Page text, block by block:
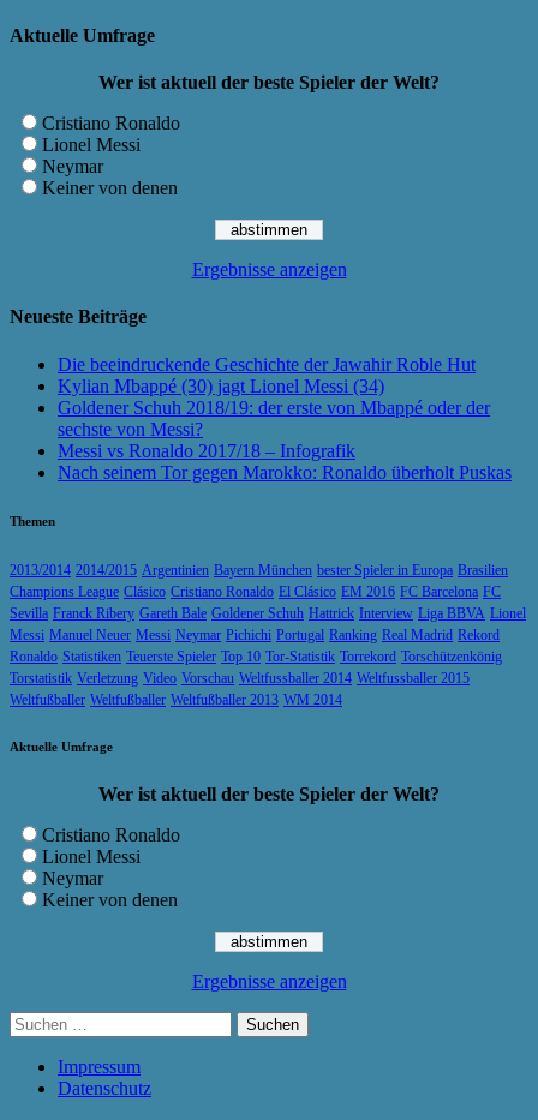
Aktuelle Umfrage
Wer ist aktuell der beste Spieler der Welt?
Cristiano Ronaldo
Lionel Messi
Neymar
Keiner von denen
Ergebnisse anzeigen
Neueste Beiträge
Die beeindruckende Geschichte der Jawahir Roble Hut
Kylian Mbappé (30) jagt Lionel Messi (34)
Goldener Schuh 2018/19: der erste von Mbappé oder der
sechste von Messi?
Messi vs Ronaldo 2017/18 – Infografik
Nach seinem Tor gegen Marokko: Ronaldo überholt Puskas
Themen
2013/2014 2014/2015 Argentinien Bayern München bester Spieler in Europa Brasilien
Champions League Clásico Cristiano Ronaldo El Clásico EM 2016 FC Barcelona FC
Sevilla Franck Ribery Gareth Bale Goldener Schuh Hattrick Interview Liga BBVA Lionel
Messi Manuel Neuer Messi Neymar Pichichi Portugal Ranking Real Madrid Rekord
Ronaldo Statistiken Teuerste Spieler Top 10 Tor-Statistik Torrekord Torschützenkönig
Torstatistik Verletzung Video Vorschau Weltfussballer 2014 Weltfussballer 2015
Weltfußballer Weltfußballer Weltfußballer 2013 WM 2014
Aktuelle Umfrage
Wer ist aktuell der beste Spieler der Welt?
Cristiano Ronaldo
Lionel Messi
Neymar
Keiner von denen
Ergebnisse anzeigen
Suchen
nach:
Impressum
Datenschutz